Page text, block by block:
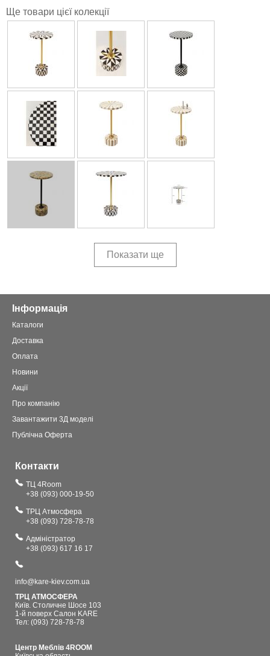
Ще товари цієї колекції
Показати ще
Інформація
Каталоги
Доставка
Оплата
Новини
Акції
Про компанію
Завантажити 3Д моделі
Публічна Оферта
Контакти
ТЦ 4Room
+38 (093) 000-19-50
ТРЦ Атмосфера
+38 (093) 728-78-78
Адміністратор
+38 (093) 617 16 17
info@kare-kiev.com.ua
ТРЦ АТМОСФЕРА
Київ. Столичне Шосе 103
1-й поверх Салон KARE
Тел: (093) 728-78-78
Центр Меблів 4ROOM